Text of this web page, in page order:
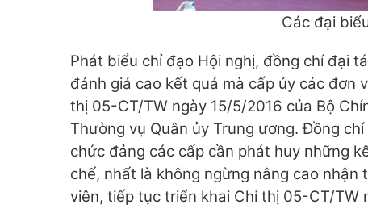
Các đại
Phát biểu chỉ đạo Hội nghị, đồng chí đại
đánh giá cao kết quả mà cấp ủy các
thị 05-CT/TW ngày 15/5/2016 của Bộ
Thường vụ Quân ủy Trung ương. Đồng
chức đảng các cấp cần phát huy những
chế, nhất là không ngừng nâng cao
viên, tiếp tục triển khai Chỉ thị 05-CT/TW